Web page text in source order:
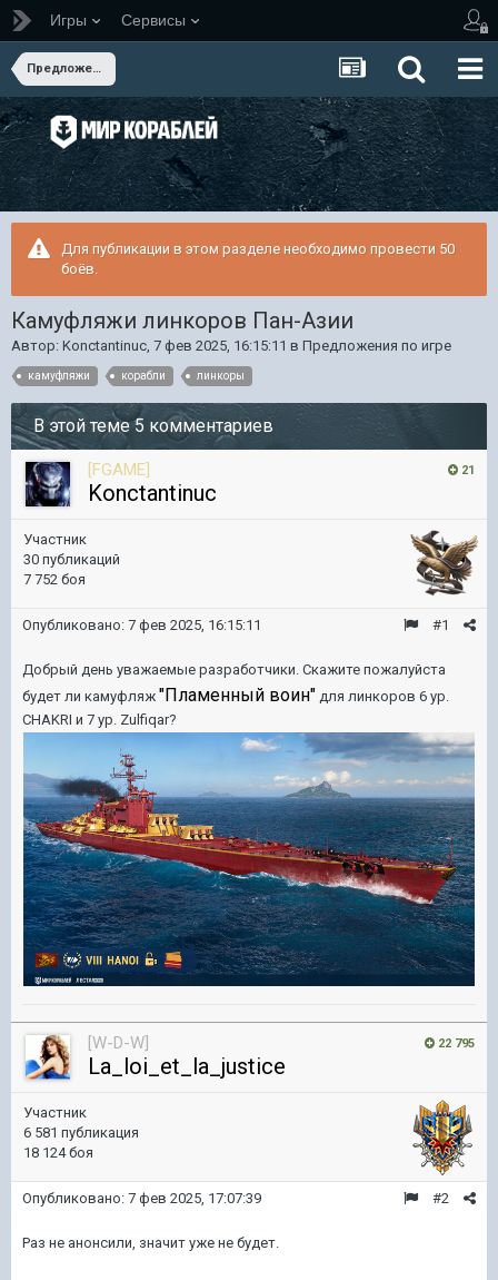
Игры Сервисы
Предложения по игре
Для публикации в этом разделе необходимо провести 50
боёв.
Камуфляжи линкоров Пан-Азии
Автор: Konctantinuc, 7 фев 2025, 16:15:11 в Предложения по игре
камуфляжи корабли линкоры
В этой теме 5 комментариев
21
[FGAME]
Konctantinuc
Участник
30 публикаций
7 752 боя
#1
Опубликовано: 7 фев 2025, 16:15:11
Добрый день уважаемые разработчики. Скажите пожалуйста
будет ли камуфляж "Пламенный воин" для линкоров 6 ур.
CHAKRI и 7 ур. Zulfiqar?
22 795
[W-D-W]
La_loi_et_la_justice
Участник
6 581 публикация
18 124 боя
#2
Опубликовано: 7 фев 2025, 17:07:39
Раз не анонсили, значит уже не будет.